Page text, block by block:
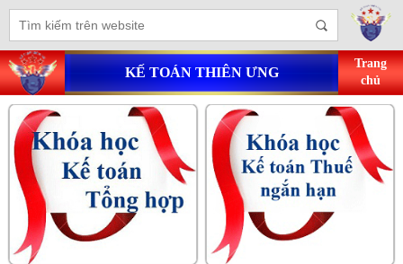
KẾ TOÁN THIÊN ƯNG
Trang
chủ